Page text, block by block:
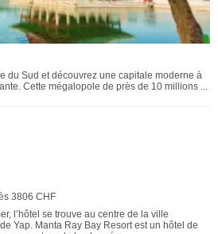
du Sud et découvrez une capitale moderne à
Cette mégalopole de près de 10 millions ...
3806 CHF
l’hôtel se trouve au centre de la ville
Yap. Manta Ray Bay Resort est un hôtel de